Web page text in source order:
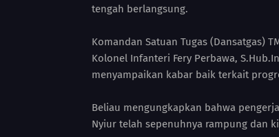
tengah berlangsung.
Komandan Satuan Tugas (Dansatgas)
Kolonel Infanteri Fery Perbawa,
menyampaikan kabar baik terkait
Beliau mengungkapkan bahwa
Nyiur telah sepenuhnya rampung dan